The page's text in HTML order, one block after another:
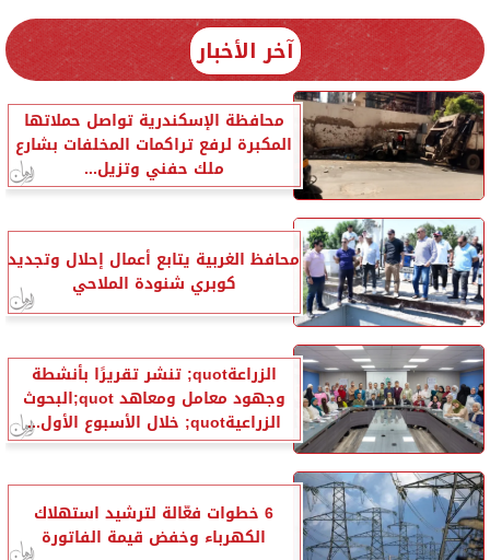
آخر الأخبار
محافظة الإسكندرية تواصل حملاتها
المكبرة لرفع تراكمات المخلفات بشارع
ملك حفني وتزيل...
محافظ الغربية يتابع أعمال إحلال وتجديد
كوبري شنودة الملاحي
الزراعةquot; تنشر تقريرًا بأنشطة
وجهود معامل ومعاهد quot;البحوث
الزراعيةquot; خلال الأسبوع الأول...
6 خطوات فعّالة لترشيد استهلاك
الكهرباء وخفض قيمة الفاتورة